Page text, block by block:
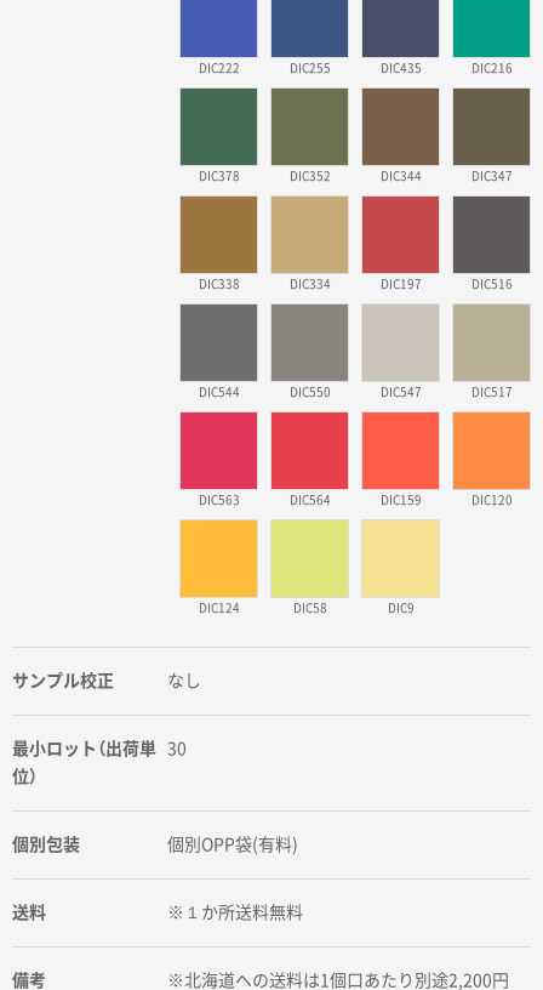
DIC222 DIC255 DIC435 DIC216
DIC378 DIC352 DIC344 DIC347
DIC338 DIC334 DIC197 DIC516
DIC544 DIC550 DIC547 DIC517
DIC563 DIC564 DIC159 DIC120
DIC124 DIC58 DIC9
サンプル校正 なし
最小ロット（出荷単
位）
30
個別包装 個別OPP袋(有料)
送料 ※１か所送料無料
備考
※北海道への送料は1個口あたり別途2,200円